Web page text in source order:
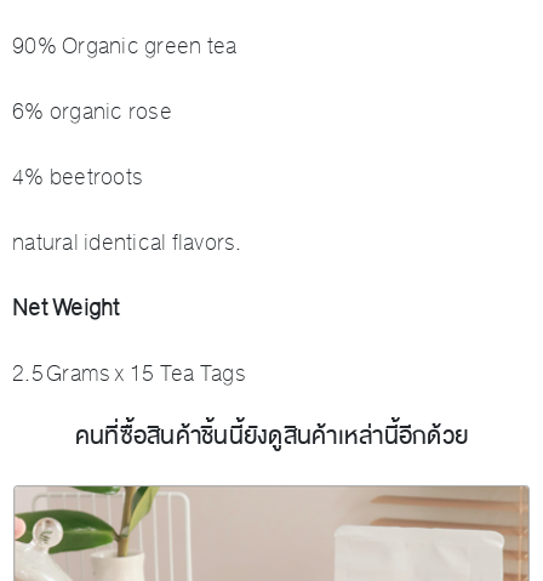
90% Organic green tea
6% organic rose
4% beetroots
natural identical flavors.
Net Weight
2.5 Grams x 15 Tea Tags
คนที่ซื้อสินค้าชิ้นนี้ยังดูสินค้าเหล่านี้อีกด้วย